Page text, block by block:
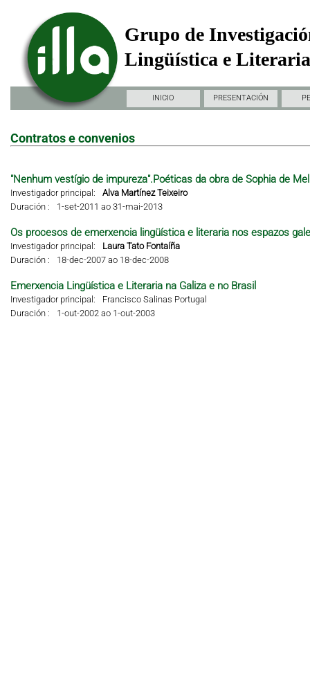
Grupo de
Lingüística e
INICIO PRESENTACIÓN
Contratos e convenios
"Nenhum vestígio de impureza".Poéticas da obra de Sophia de
Investigador principal:
Alva Martínez Teixeiro
Duración :
1-set-2011 ao 31-mai-2013
Os procesos de emerxencia lingüística e literaria nos espazos
Investigador principal:
Laura Tato Fontaíña
Duración :
18-dec-2007 ao 18-dec-2008
Emerxencia Lingüística e Literaria na Galiza e no Brasil
Investigador principal:
Francisco Salinas Portugal
Duración :
1-out-2002 ao 1-out-2003